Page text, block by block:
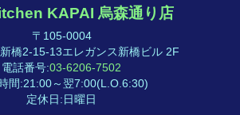
KAPAI 烏森通り店
〒105-0004
橋2-15-13エレガンス新橋ビル 2F
電話番号:03-6206-7502
間:21:00～翌7:00(L.O.6:30)
定休日:日曜日